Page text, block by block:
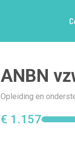
ANBN
Opleiding en
€ 1.157